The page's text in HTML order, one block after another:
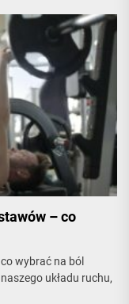
– co
wybrać na ból
układu ruchu,